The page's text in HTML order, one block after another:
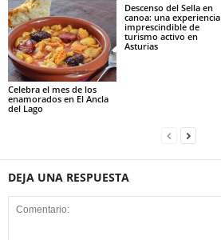
Celebra el mes de los
enamorados en El Ancla
del Lago
Descenso del Sella en
canoa: una experiencia
imprescindible de
turismo activo en
Asturias
DEJA UNA RESPUESTA